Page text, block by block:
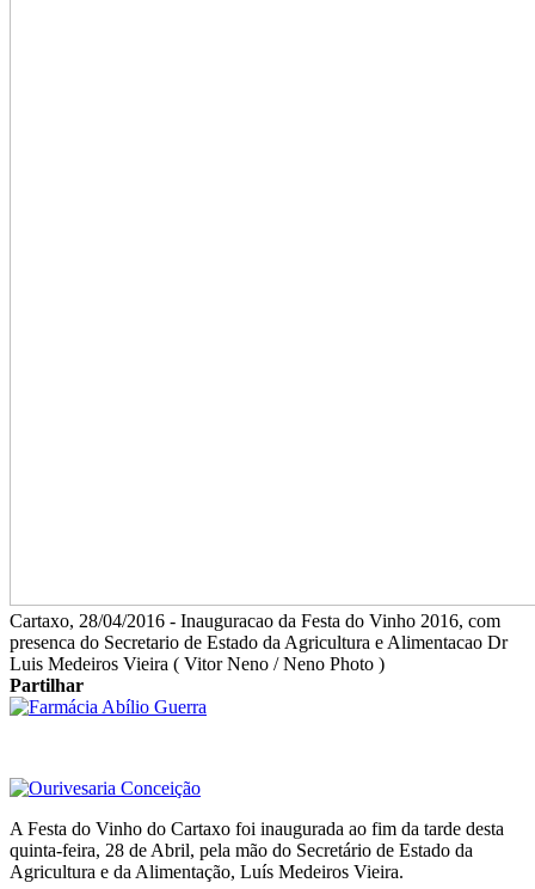
Cartaxo, 28/04/2016 - Inauguracao da Festa do Vinho 2016, com
presenca do Secretario de Estado da Agricultura e Alimentacao Dr
Luis Medeiros Vieira ( Vitor Neno / Neno Photo )
Partilhar
A Festa do Vinho do Cartaxo foi inaugurada ao fim da tarde desta
quinta-feira, 28 de Abril, pela mão do Secretário de Estado da
Agricultura e da Alimentação, Luís Medeiros Vieira.